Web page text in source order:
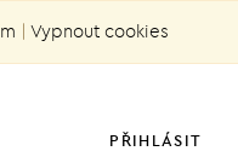
| Vypnout cookies
PŘIHLÁSIT